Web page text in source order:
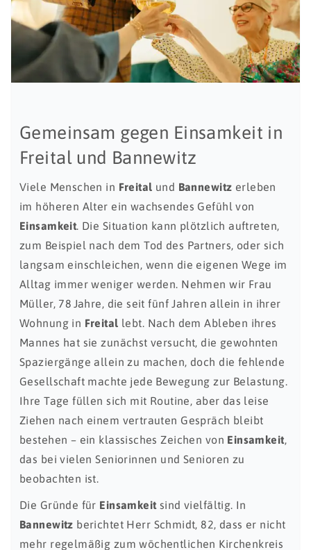
Gemeinsam gegen Einsamkeit in
Freital und Bannewitz
Viele Menschen in Freital und Bannewitz erleben
im höheren Alter ein wachsendes Gefühl von
Einsamkeit . Die Situation kann plötzlich auftreten,
zum Beispiel nach dem Tod des Partners, oder sich
langsam einschleichen, wenn die eigenen Wege im
Alltag immer weniger werden. Nehmen wir Frau
Müller, 78 Jahre, die seit fünf Jahren allein in ihrer
Wohnung in Freital lebt. Nach dem Ableben ihres
Mannes hat sie zunächst versucht, die gewohnten
Spaziergänge allein zu machen, doch die fehlende
Gesellschaft machte jede Bewegung zur Belastung.
Ihre Tage füllen sich mit Routine, aber das leise
Ziehen nach einem vertrauten Gespräch bleibt
bestehen – ein klassisches Zeichen von Einsamkeit
das bei vielen Seniorinnen und Senioren zu
beobachten ist.
Die Gründe für Einsamkeit sind vielfältig. In
Bannewitz berichtet Herr Schmidt, 82, dass er nicht
mehr regelmäßig zum wöchentlichen Kirchenkreis